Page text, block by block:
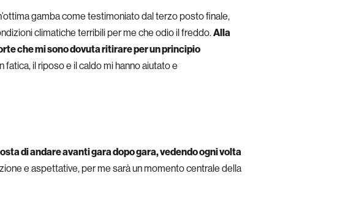
gamba come testimoniato dal terzo posto finale,
climatiche terribili per me che odio il freddo.Alla
che mi sono dovuta ritirare per un principio
il riposo e il caldo mi hanno aiutato e
di andare avanti gara dopo gara, vedendo ogni volta
e aspettative, per me sarà un momento centrale della